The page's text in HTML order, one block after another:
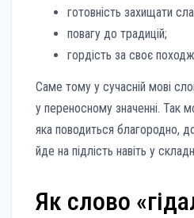
готовність захищати
повагу до традицій;
гордість за своє
Саме тому у сучасній мові
у переносному значенні. Так
яка поводиться благородно,
йде на підлість навіть у
Як слово